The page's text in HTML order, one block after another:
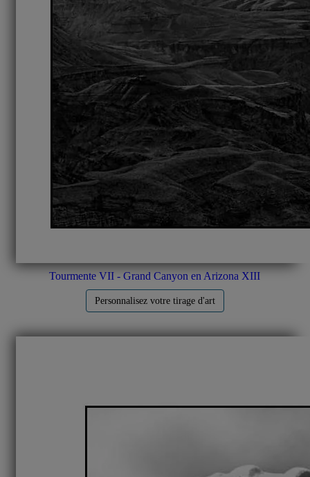
Tourmente VII - Grand Canyon en Arizona XIII
Personnalisez votre tirage d'art